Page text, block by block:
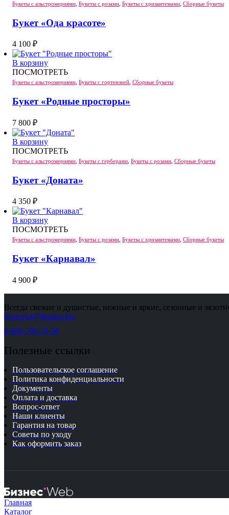
Букеты с альстромериями Букеты с розами Букеты с хризантемами Сборные букеты
Букет «Ода красоте»
4 100 ₽
В корзину
ПОСМОТРЕТЬ
Букеты с альстромериями, Букеты с гортензией, Сборные букеты
Букет «Родные просторы»
7 800 ₽
В корзину
ПОСМОТРЕТЬ
Букеты с альстромериями Букеты с герберами Букеты с розами Сборные букеты
Букет «Доната»
4 350 ₽
В корзину
ПОСМОТРЕТЬ
Букеты с альстромериями Букеты с розами Букеты с хризантемами Сборные букеты
Букет «Карнавал»
4 900 ₽
Всегда свежие и душистые, нежные и яркие, сезонные и
dostavka@diantus.biz
8-800-700-70-58
Полезные ссылки
Пользовательское соглашение
Политика конфиденциальности
Документы
Оплата и доставка
Вопрос-ответ
Наши клиенты
Гарантия на товар
Советы по уходу
Как оформить заказ
Главная
Каталог